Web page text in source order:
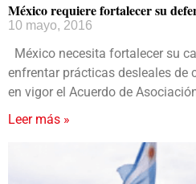
México requiere fortalecer su
10 mayo, 2016
México necesita fortalecer su
enfrentar prácticas desleales de
en vigor el Acuerdo de
Leer más »